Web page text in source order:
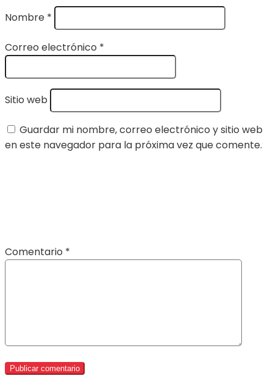
Nombre *
Correo electrónico *
Sitio web
Guardar mi nombre, correo electrónico y sitio web
en este navegador para la próxima vez que comente.
Comentario *